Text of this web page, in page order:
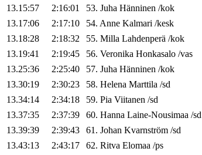
13.15:57
2:16:01 53. Juha Hänninen /kok
13.17:06
2:17:10 54. Anne Kalmari /kesk
13.18:28
2:18:32 55. Milla Lahdenperä /kok
13.19:41
2:19:45 56. Veronika Honkasalo /vas
13.25:36
2:25:40 57. Juha Hänninen /kok
13.30:19
2:30:23 58. Helena Marttila /sd
13.34:14
2:34:18 59. Pia Viitanen /sd
13.37:35
2:37:39 60. Hanna Laine-Nousimaa /sd
13.39:39
2:39:43 61. Johan Kvarnström /sd
13.43:13
2:43:17 62. Ritva Elomaa /ps